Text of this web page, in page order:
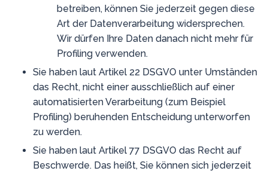
betreiben, können Sie jederzeit gegen diese
Art der Datenverarbeitung widersprechen.
Wir dürfen Ihre Daten danach nicht mehr für
Profiling verwenden.
Sie haben laut Artikel 22 DSGVO unter Umständen
das Recht, nicht einer ausschließlich auf einer
automatisierten Verarbeitung (zum Beispiel
Profiling) beruhenden Entscheidung unterworfen
zu werden.
Sie haben laut Artikel 77 DSGVO das Recht auf
Beschwerde. Das heißt, Sie können sich jederzeit